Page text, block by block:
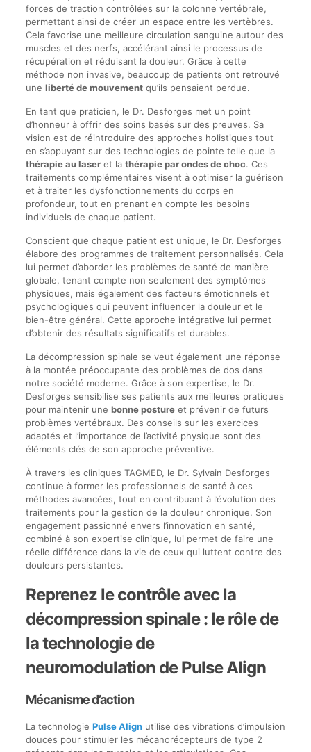
forces de traction contrôlées sur la colonne vertébrale,
permettant ainsi de créer un espace entre les vertèbres.
Cela favorise une meilleure circulation sanguine autour des
muscles et des nerfs, accélérant ainsi le processus de
récupération et réduisant la douleur. Grâce à cette
méthode non invasive, beaucoup de patients ont retrouvé
une liberté de mouvementqu’ils pensaient perdue.
En tant que praticien, le Dr. Desforges met un point
d’honneur à offrir des soins basés sur des preuves. Sa
vision est de réintroduire des approches holistiques tout
en s’appuyant sur des technologies de pointe telle que la
thérapie au laseret la thérapie par ondes de choc. Ces
traitements complémentaires visent à optimiser la guérison
et à traiter les dysfonctionnements du corps en
profondeur, tout en prenant en compte les besoins
individuels de chaque patient.
Conscient que chaque patient est unique, le Dr. Desforges
élabore des programmes de traitement personnalisés. Cela
lui permet d’aborder les problèmes de santé de manière
globale, tenant compte non seulement des symptômes
physiques, mais également des facteurs émotionnels et
psychologiques qui peuvent influencer la douleur et le
bien-être général. Cette approche intégrative lui permet
d’obtenir des résultats significatifs et durables.
La décompression spinale se veut également une réponse
à la montée préoccupante des problèmes de dos dans
notre société moderne. Grâce à son expertise, le Dr.
Desforges sensibilise ses patients aux meilleures pratiques
pour maintenir une bonne postureet prévenir de futurs
problèmes vertébraux. Des conseils sur les exercices
adaptés et l’importance de l’activité physique sont des
éléments clés de son approche préventive.
À travers les cliniques TAGMED, le Dr. Sylvain Desforges
continue à former les professionnels de santé à ces
méthodes avancées, tout en contribuant à l’évolution des
traitements pour la gestion de la douleur chronique. Son
engagement passionné envers l’innovation en santé,
combiné à son expertise clinique, lui permet de faire une
réelle différence dans la vie de ceux qui luttent contre des
douleurs persistantes.
Reprenez le contrôle avec la
décompression spinale : le rôle de
la technologie de
neuromodulation de Pulse Align
Mécanisme d’action
La technologie Pulse Alignutilise des vibrations d’impulsion
douces pour stimuler les mécanorécepteurs de type 2